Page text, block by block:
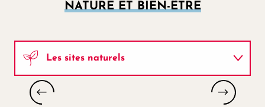
NATURE ET BIEN-ÊTRE
Les sites naturels
Activités de pleine nature
ABÎME DE BRAMABIAU